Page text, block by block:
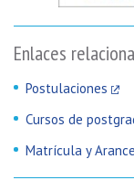
Enlaces
Postulaciones
Cursos de
Matrícula y